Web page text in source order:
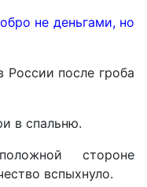
не деньгами, но
после гроба
в спальню.
стороне
вспыхнуло.